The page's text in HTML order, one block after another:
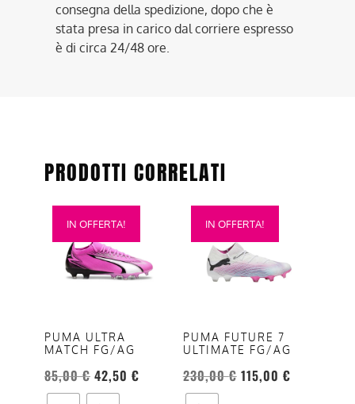
consegna della spedizione, dopo che è
stata presa in carico dal corriere espresso
è di circa 24/48 ore.
PRODOTTI CORRELATI
IN OFFERTA!
PUMA ULTRA
MATCH FG/AG
85,00€ 42,50 €
Questo
prodotto
opzioni
possono
essere
scelte
IN OFFERTA!
PUMA FUTURE 7
ULTIMATE FG/AG
230,00€ 115,00 €
Questo
prodotto
opzioni
possono
essere
scelte